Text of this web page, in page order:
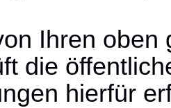
Ihren
die
hierfür